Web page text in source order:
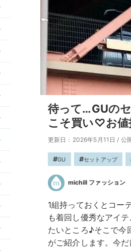
待って…GUの
こそ買い♡お値
更新日：2026年5月11日 / 公
GU セットアップ
michill ファッション
1組持っておくとコー
も着回し優秀なアイ
たいところ♪そこで今
がご紹介します。今